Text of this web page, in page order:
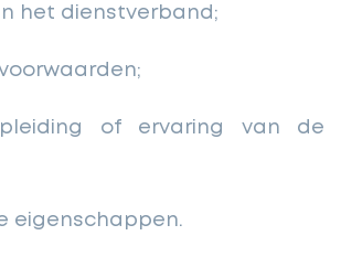
het dienstverband;
of ervaring van de
eigenschappen.